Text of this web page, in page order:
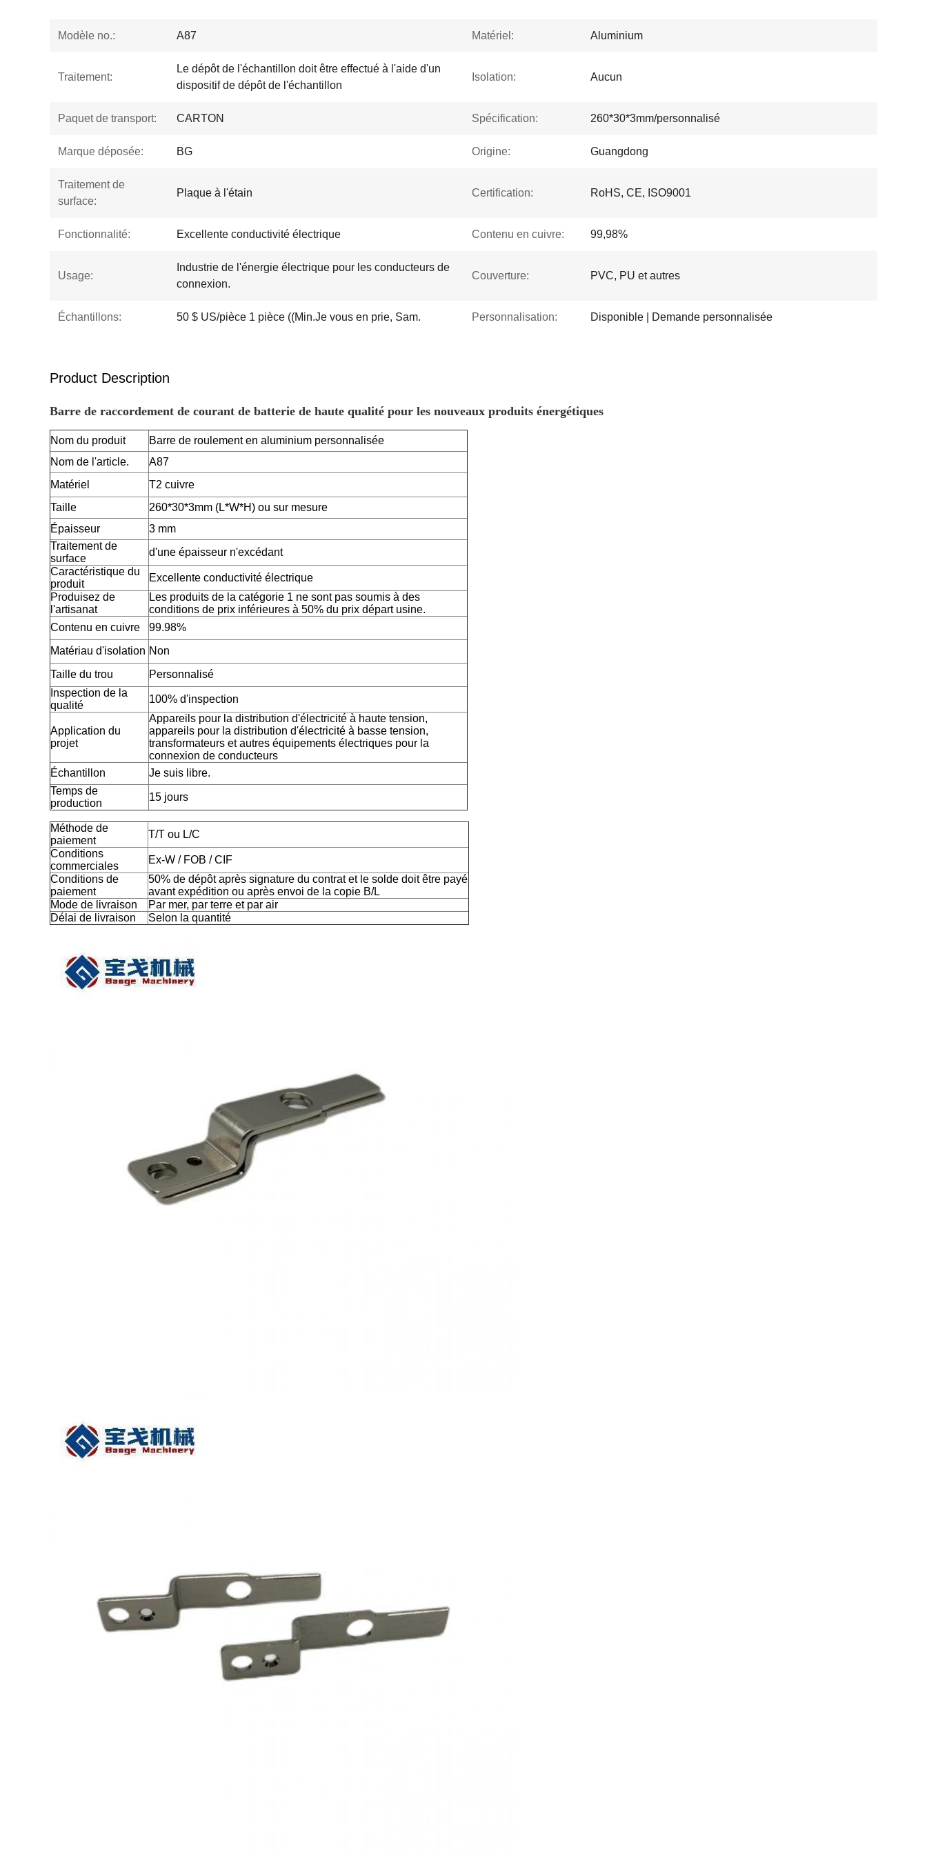
Modèle no.: A87 Matériel: Aluminium
Traitement:
Le dépôt de l'échantillon doit être effectué à l'aide d'un
dispositif de dépôt de l'échantillon
Isolation: Aucun
Paquet de transport: CARTON Spécification: 260*30*3mm/personnalisé
Marque déposée: BG Origine: Guangdong
Traitement de
surface:
Plaque à l'étain Certification: RoHS, CE, ISO9001
Fonctionnalité: Excellente conductivité électrique Contenu en cuivre: 99,98%
Usage:
Industrie de l'énergie électrique pour les conducteurs de
connexion.
Couverture: PVC, PU et autres
Échantillons: 50 $ US/pièce 1 pièce ((Min.Je vous en prie, Sam. Personnalisation: Disponible | Demande personnalisée
Product Description
Barre de raccordement de courant de batterie de haute qualité pour les nouveaux produits énergétiques
Nom du produit
Barre de roulement en aluminium personnalisée
Nom de l'article.
A87
Matériel
T2 cuivre
Taille
260*30*3mm (L*W*H) ou sur mesure
Épaisseur
3 mm
Traitement de
surface
d'une épaisseur n'excédant
Caractéristique du
produit
Excellente conductivité électrique
Produisez de
l'artisanat
Les produits de la catégorie 1 ne sont pas soumis à des
conditions de prix inférieures à 50% du prix départ usine.
Contenu en cuivre
99.98%
Matériau d'isolation Non
Taille du trou
Personnalisé
Inspection de la
qualité
100% d'inspection
Application du
projet
Appareils pour la distribution d'électricité à haute tension,
appareils pour la distribution d'électricité à basse tension,
transformateurs et autres équipements électriques pour la
connexion de conducteurs
Échantillon
Je suis libre.
Temps de
production
15 jours
Méthode de
paiement
T/T ou L/C
Conditions
commerciales
Ex-W / FOB / CIF
Conditions de
paiement
50% de dépôt après signature du contrat et le solde doit être payé
avant expédition ou après envoi de la copie B/L
Mode de livraison
Par mer, par terre et par air
Délai de livraison
Selon la quantité